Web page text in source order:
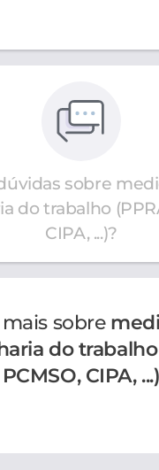
sobre
do trabalho
CIPA, ...)?
sobre
do trabalho
PCMSO, CIPA, ...)